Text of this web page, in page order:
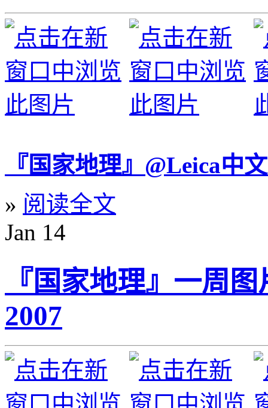
『国家地理』@Leica中
» 阅读全文
Jan 14
『国家地理』一周
2007